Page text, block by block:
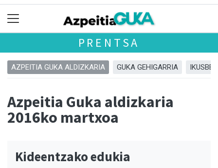
PRENTSA
AZPEITIA GUKA ALDIZKARIA GUKA GEHIGARRIA
Azpeitia Guka aldizkaria
2016ko martxoa
Kideentzako edukia